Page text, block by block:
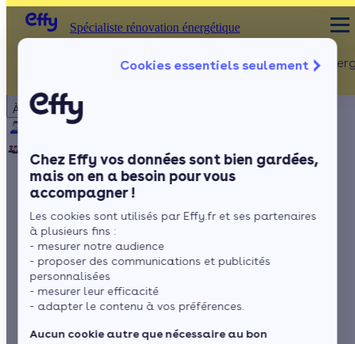
Cookies essentiels seulement
Chez Effy vos données sont bien gardées,
mais on en a besoin pour vous
accompagner !
Les cookies sont utilisés par Effy.fr et ses partenaires
à plusieurs fins :
- mesurer notre audience
- proposer des communications et publicités
personnalisées
- mesurer leur efficacité
- adapter le contenu à vos préférences.
Aucun cookie autre que nécessaire au bon
À propos
Notre équipe
Rejoignez-nous Presse
Spécialiste rénovation énergétique Rénovation
Murs
Sols
Spécialiste rénovation énergétique
Découvrez l'offre
Coup de Pouce
Rénovation
performante de
bâtiment résidentiel